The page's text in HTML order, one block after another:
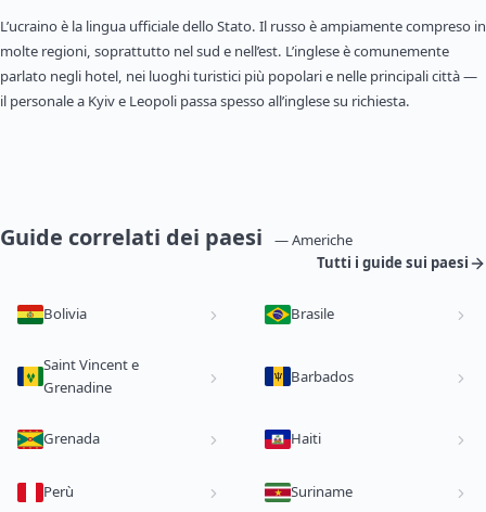
L’ucraino è la lingua ufficiale dello Stato. Il russo è ampiamente compreso in
molte regioni, soprattutto nel sud e nell’est. L’inglese è comunemente
parlato negli hotel, nei luoghi turistici più popolari e nelle principali città —
il personale a Kyiv e Leopoli passa spesso all’inglese su richiesta.
Guide correlati dei paesi
— Americhe
Tutti i guide sui paesi
Bolivia Brasile
Saint Vincent e
Grenadine
Barbados
Grenada Haiti
Perù Suriname